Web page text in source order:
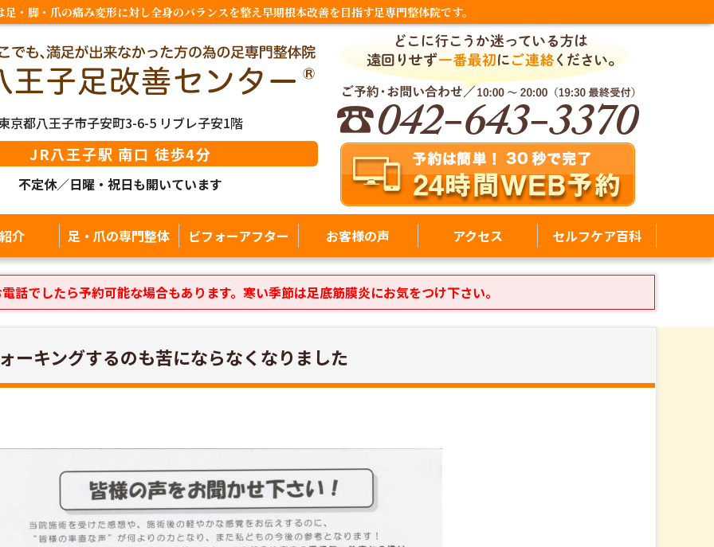
・脚・爪の痛み変形に対し全身のバランスを整え早期根本改善を目指す足専門整体院です。
京都八王子市子安町3-6-5 リブレ子安1階
JR八王子駅 南口 徒歩4分
不定休／日曜・祝日も開いています
介 足・爪の専門整体 ビフォーアフター お客様の声 アクセス セルフケア百科
話でしたら予約可能な場合もあります。寒い季節は足底筋膜炎にお気をつけ下さい。
ーキングするのも苦にならなくなりました